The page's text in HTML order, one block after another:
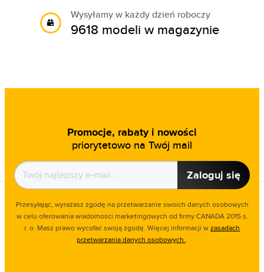
Wysyłamy w każdy dzień roboczy
9618 modeli w magazynie
Promocje, rabaty i nowości
priorytetowo na Twój mail
Zaloguj się
Przesyłając, wyrażasz zgodę na przetwarzanie swoich danych osobowych
w celu oferowania wiadomości marketingowych od firmy CANADA 2015 s.
r. o. Masz prawo wycofać swoją zgodę. Więcej informacji wzasadach
przetwarzania danych osobowych..